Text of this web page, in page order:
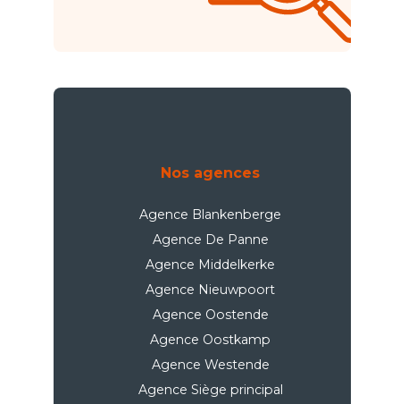
Nos agences
Agence Blankenberge
Agence De Panne
Agence Middelkerke
Agence Nieuwpoort
Agence Oostende
Agence Oostkamp
Agence Westende
Agence Siège principal